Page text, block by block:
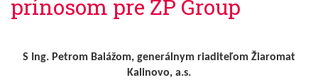
prínosom pre ŽP Group
S Ing. Petrom Balážom, generálnym riaditeľom Žiaromat
Kalinovo, a.s.